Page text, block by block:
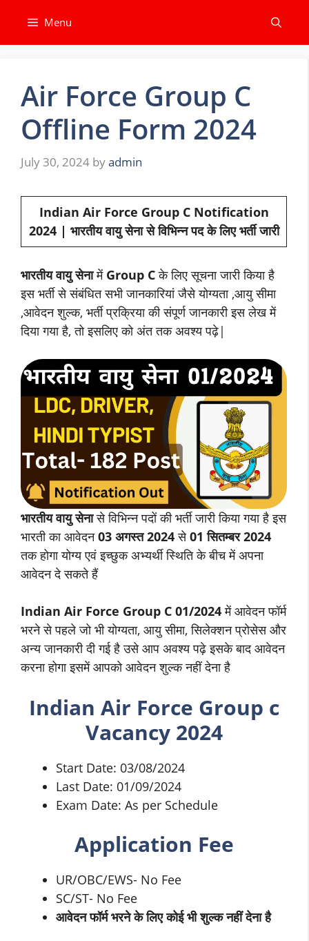
content
Menu
Air Force Group C
Offline Form 2024
July 30, 2024 byadmin
Indian Air Force Group C Notification
2024 | भारतीय वायु सेना से विभिन्न पद के लिए भर्ती जारी
भारतीय वायु सेनामें Group Cके लिए सूचना जारी किया है
इस भर्ती से संबंधित सभी जानकारियां जैसे योग्यता ,आयु सीमा
,आवेदन शुल्क, भर्ती प्रक्रिया की संपूर्ण जानकारी इस लेख में
दिया गया है, तो इसलिए को अंत तक अवश्य पढ़े|
भारतीय वायु सेनासे विभिन्न पदों की भर्ती जारी किया गया है इस
भारती का आवेदन03 अगस्त 2024से01 सितम्बर 2024
तक होगा योग्य एवं इच्छुक अभ्यर्थी स्थिति के बीच में अपना
आवेदन दे सकते हैं
Indian Air Force Group C 01/2024में आवेदन फॉर्म
भरने से पहले जो भी योग्यता, आयु सीमा, सिलेक्शन प्रोसेस और
अन्य जानकारी दी गई है उसे आप अवश्य पढ़े इसके बाद आवेदन
करना होगा इसमें आपको आवेदन शुल्क नहीं देना है
Indian Air Force Group c
Vacancy 2024
Start Date: 03/08/2024
Last Date: 01/09/2024
Exam Date: As per Schedule
Application Fee
UR/OBC/EWS- No Fee
SC/ST- No Fee
आवेदन फॉर्म भरने के लिए कोई भी शुल्क नहीं देना है